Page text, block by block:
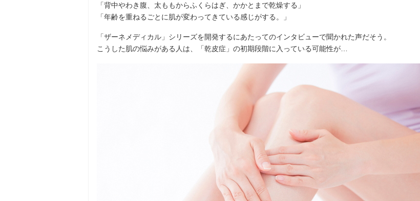
「背中やわき腹、太ももからふくらはぎ、かかとまで乾燥する」
「年齢を重ねるごとに肌が変わってきている感じがする。」
「ザーネメディカル」シリーズを開発するにあたってのインタビューで聞かれた声だそう。
こうした肌の悩みがある人は、「乾皮症」の初期段階に入っている可能性が…